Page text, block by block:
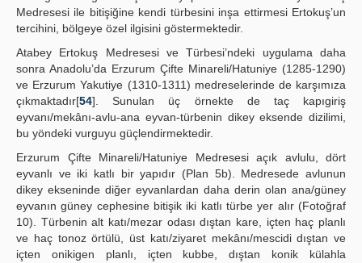
Medresesi ile bitişiğine kendi türbesini inşa ettirmesi Ertokuş’un
tercihini, bölgeye özel ilgisini göstermektedir.
Atabey Ertokuş Medresesi ve Türbesi’ndeki uygulama daha
sonra Anadolu’da Erzurum Çifte Minareli/Hatuniye (1285-1290)
ve Erzurum Yakutiye (1310-1311) medreselerinde de karşımıza
çıkmaktadır[54]. Sunulan üç örnekte de taç kapıgiriş
eyvanı/mekânı-avlu-ana eyvan-türbenin dikey eksende dizilimi,
bu yöndeki vurguyu güçlendirmektedir.
Erzurum Çifte Minareli/Hatuniye Medresesi açık avlulu, dört
eyvanlı ve iki katlı bir yapıdır (Plan 5b). Medresede avlunun
dikey ekseninde diğer eyvanlardan daha derin olan ana/güney
eyvanın güney cephesine bitişik iki katlı türbe yer alır (Fotoğraf
10). Türbenin alt katı/mezar odası dıştan kare, içten haç planlı
ve haç tonoz örtülü, üst katı/ziyaret mekânı/mescidi dıştan ve
içten onikigen planlı, içten kubbe, dıştan konik külahla